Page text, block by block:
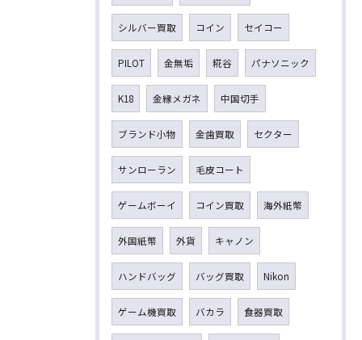
シルバー買取 コイン セイコー
PILOT 金無垢 糀谷 パナソニック
K18 金縁メガネ 中国切手
ブランド小物 金歯買取 セクター
サンローラン 毛皮コート
ゲームボーイ コイン買取 海外紙幣
外国紙幣 外貨 キャノン
ハンドバッグ バッグ買取 Nikon
ゲーム機買取 バカラ 食器買取